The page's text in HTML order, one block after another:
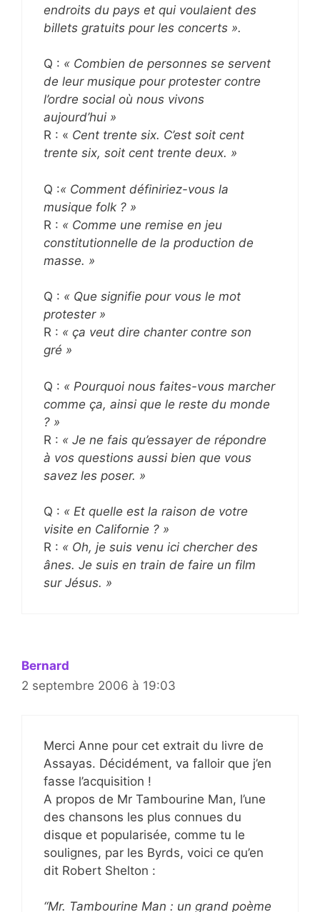
endroits du pays et qui voulaient des
billets gratuits pour les concerts ».
Q : « Combien de personnes se servent
de leur musique pour protester contre
l’ordre social où nous vivons
aujourd’hui »
R : « Cent trente six. C’est soit cent
trente six, soit cent trente deux. »
Q :« Comment définiriez-vous la
musique folk ? »
R : « Comme une remise en jeu
constitutionnelle de la production de
masse. »
Q : « Que signifie pour vous le mot
protester »
R : « ça veut dire chanter contre son
gré »
Q : « Pourquoi nous faites-vous marcher
comme ça, ainsi que le reste du monde
? »
R : « Je ne fais qu’essayer de répondre
à vos questions aussi bien que vous
savez les poser. »
Q : « Et quelle est la raison de votre
visite en Californie ? »
R : « Oh, je suis venu ici chercher des
ânes. Je suis en train de faire un film
sur Jésus. »
Bernard
2 septembre 2006 à 19:03
Merci Anne pour cet extrait du livre de
Assayas. Décidément, va falloir que j’en
fasse l’acquisition !
A propos de Mr Tambourine Man, l’une
des chansons les plus connues du
disque et popularisée, comme tu le
soulignes, par les Byrds, voici ce qu’en
dit Robert Shelton :
“Mr. Tambourine Man : un grand poème